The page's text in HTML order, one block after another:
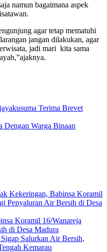
namun bagaimana aspek
agar tetap mematuhi
jangan dilakukan, agar
jadi mari kita sama
Terima Brevet
Dengan Warga Binaan
Kekeringan, Babinsa Koramil
Penyaluran Air Bersih di Desa
Koramil 16/Wanareja
di Desa Madura
Salurkan Air Bersih,
Kemarau